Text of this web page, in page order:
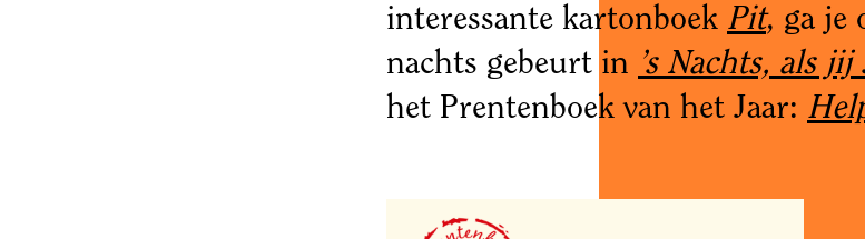
interessante kartonboek Pit, ga je
nachts gebeurt in ’s Nachts, als jij
het Prentenboek van het Jaar: